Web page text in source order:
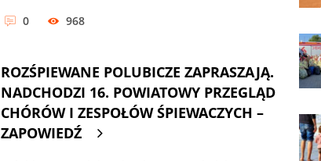
0 968
ROZŚPIEWANE POLUBICZE ZAPRASZAJĄ.
NADCHODZI 16. POWIATOWY PRZEGLĄD
CHÓRÓW I ZESPOŁÓW ŚPIEWACZYCH –
ZAPOWIEDŹ